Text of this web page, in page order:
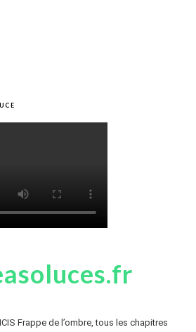
Frappe de l’ombre, tous les chapitres